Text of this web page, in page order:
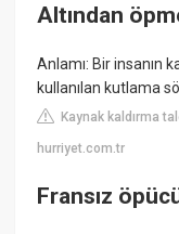
Altından
Anlamı: Bir insanın
kullanılan kutlama
Kaynak kaldırma
hurriyet.com.tr
Fransız